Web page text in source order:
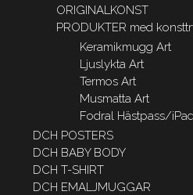
ORIGINALKONST
PRODUKTER med
Keramikmugg Art
Ljuslykta Art
Termos Art
Musmatta Art
Fodral Hästpass/
DCH POSTERS
DCH BABY BODY
DCH T-SHIRT
DCH EMALJMUGGAR